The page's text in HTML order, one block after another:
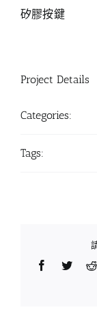
矽膠按鍵
Project Details
Categories:
Tags:
Facebook